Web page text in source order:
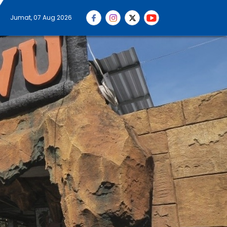
Jumat, 07 Aug 2026